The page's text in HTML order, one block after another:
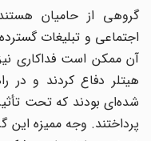
گروهی از حامیان
اجتماعی و تبلیغات
آن ممکن است فداکاری نیز
هیتلر دفاع کردند و در
شده‌ای بودند که تحت
پرداختند. وجه ممیزه این